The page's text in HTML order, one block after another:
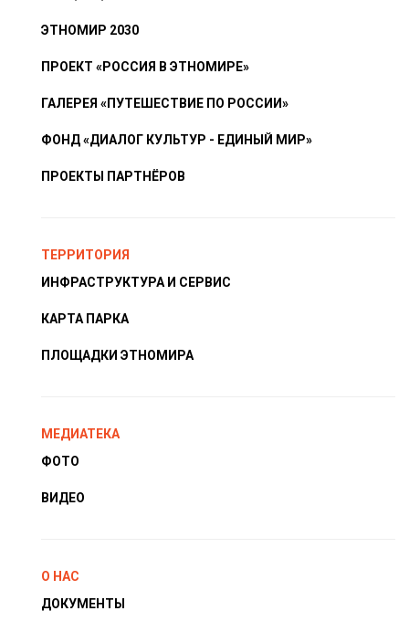
ЭТНОМИР 2030
ПРОЕКТ «РОССИЯ В ЭТНОМИРЕ»
ГАЛЕРЕЯ «ПУТЕШЕСТВИЕ ПО РОССИИ»
ФОНД «ДИАЛОГ КУЛЬТУР - ЕДИНЫЙ МИР»
ПРОЕКТЫ ПАРТНЁРОВ
ТЕРРИТОРИЯ
ИНФРАСТРУКТУРА И СЕРВИС
КАРТА ПАРКА
ПЛОЩАДКИ ЭТНОМИРА
МЕДИАТЕКА
ФОТО
ВИДЕО
О НАС
ДОКУМЕНТЫ